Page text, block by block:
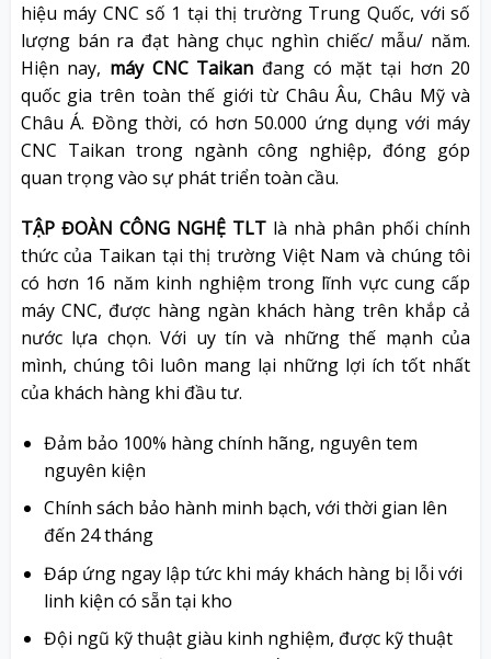
hiệu máy CNC số 1 tại thị trường Trung Quốc, với số
lượng bán ra đạt hàng chục nghìn chiếc/ mẫu/ năm.
Hiện nay, máy CNC Taikan đang có mặt tại hơn 20
quốc gia trên toàn thế giới từ Châu Âu, Châu Mỹ và
Châu Á. Đồng thời, có hơn 50.000 ứng dụng với máy
CNC Taikan trong ngành công nghiệp, đóng góp
quan trọng vào sự phát triển toàn cầu.
TẬP ĐOÀN CÔNG NGHỆ TLTlà nhà phân phối chính
thức của Taikan tại thị trường Việt Nam và chúng tôi
có hơn 16 năm kinh nghiệm trong lĩnh vực cung cấp
máy CNC, được hàng ngàn khách hàng trên khắp cả
nước lựa chọn. Với uy tín và những thế mạnh của
mình, chúng tôi luôn mang lại những lợi ích tốt nhất
của khách hàng khi đầu tư.
Đảm bảo 100% hàng chính hãng, nguyên tem
nguyên kiện
Chính sách bảo hành minh bạch, với thời gian lên
đến 24 tháng
Đáp ứng ngay lập tức khi máy khách hàng bị lỗi với
linh kiện có sẵn tại kho
Đội ngũ kỹ thuật giàu kinh nghiệm, được kỹ thuật